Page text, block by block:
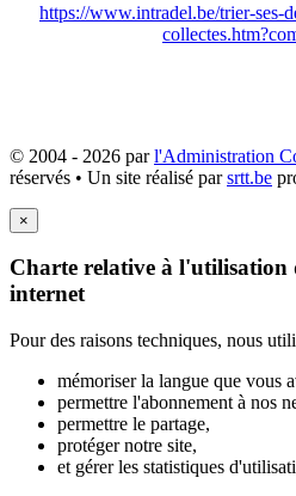
https://www.intradel.be/trier-ses-
© 2004 - 2026 parl'Administration
réservés • Un site réalisé parsrtt.be
×
Charte relative à l'utilisation
internet
Pour des raisons techniques, nous
mémoriser la langue que vous
permettre l'abonnement à nos
permettre le partage,
protéger notre site,
et gérer les statistiques